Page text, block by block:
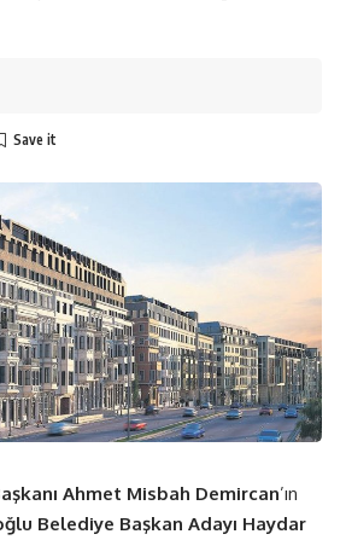
Ahmet Misbah Demircan’ın
Belediye Başkan Adayı Haydar